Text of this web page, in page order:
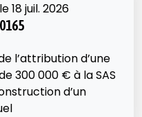
18 juil. 2026
l’attribution d’une
300 000 € à la SAS
d’un